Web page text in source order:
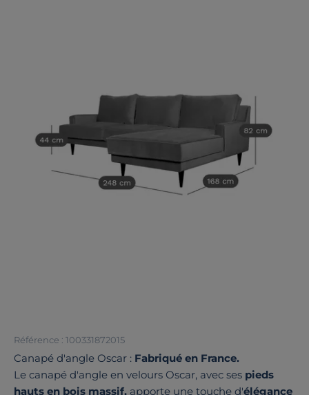
Référence : 100331872015
Canapé d'angle Oscar : Fabriqué en France.
Le canapé d'angle en velours Oscar, avec ses pieds
hauts en bois massif, apporte une touche d'élégance